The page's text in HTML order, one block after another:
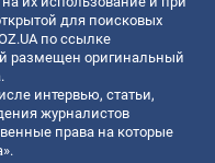
для поисковых
по ссылке
размещен оригинальный
интервью, статьи,
журналистов
права на которые